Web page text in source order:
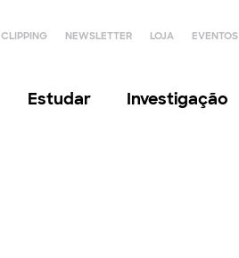
CLIPPING NEWSLETTER LOJA EVENTOS
Estudar Investigação